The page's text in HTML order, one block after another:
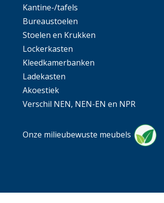
Kantine-/tafels
Bureaustoelen
Stoelen en Krukken
Lockerkasten
Kleedkamerbanken
Ladekasten
Akoestiek
Verschil NEN, NEN-EN en NPR
Onze milieubewuste meubels